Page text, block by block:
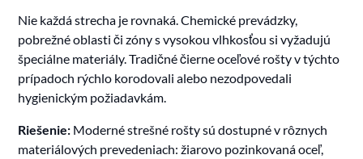
Nie každá strecha je rovnaká. Chemické prevádzky,
pobrežné oblasti či zóny s vysokou vlhkosťou si vyžadujú
špeciálne materiály. Tradičné čierne oceľové rošty v týchto
prípadoch rýchlo korodovali alebo nezodpovedali
hygienickým požiadavkám.
Riešenie: Moderné strešné rošty sú dostupné v rôznych
materiálových prevedeniach: žiarovo pozinkovaná oceľ,